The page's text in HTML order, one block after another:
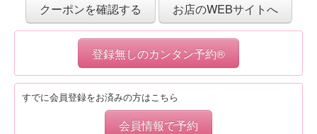
クーポンを確認する お店のWEBサイトへ
登録無しのカンタン予約®
すでに会員登録をお済みの方はこちら
会員情報で予約